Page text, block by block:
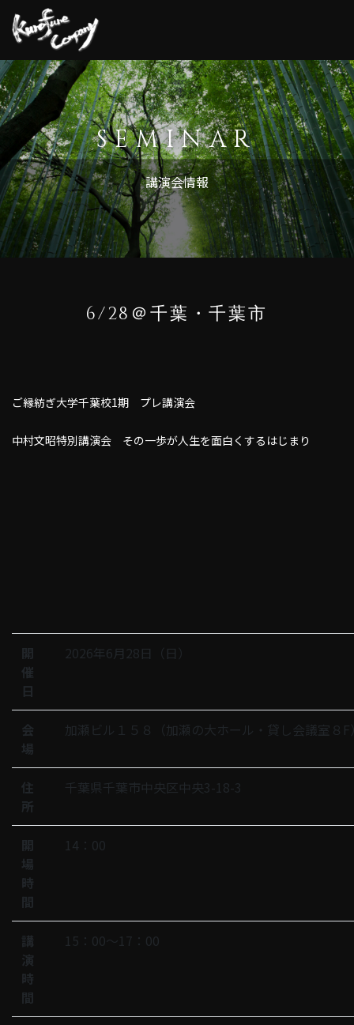
HOME
講演について
講演会情報
その他
お客様の声
SEMINAR
講演会情報
6/28＠千葉・千葉市
ご縁紡ぎ大学千葉校1期 プレ講演会
中村文昭特別講演会 その一歩が人生を面白くするはじまり
開
催
日
2026年6月28日（日）
会
場
加瀬ビル１５８（加瀬の大ホール・貸し会議室８F
住
所
千葉県千葉市中央区中央3-18-3
開
場
時
間
14：00
講
演
時
間
15：00〜17：00